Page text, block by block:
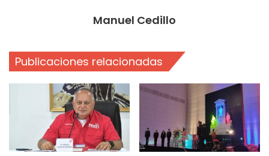
Manuel Cedillo
Publicaciones relacionadas